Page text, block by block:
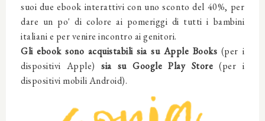
suoi due ebook interattivi con uno sconto del 40%, per
dare un po' di colore ai pomeriggi di tutti i bambini
italiani e per venire incontro ai genitori.
Gli ebook sono acquistabili sia su Apple Books (per i
dispositivi Apple) sia su Google Play Store (per i
dispositivi mobili Android).